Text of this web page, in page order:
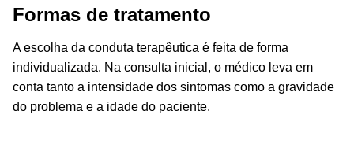
Formas de tratamento
A escolha da conduta terapêutica é feita de forma
individualizada. Na consulta inicial, o médico leva em
conta tanto a intensidade dos sintomas como a gravidade
do problema e a idade do paciente.